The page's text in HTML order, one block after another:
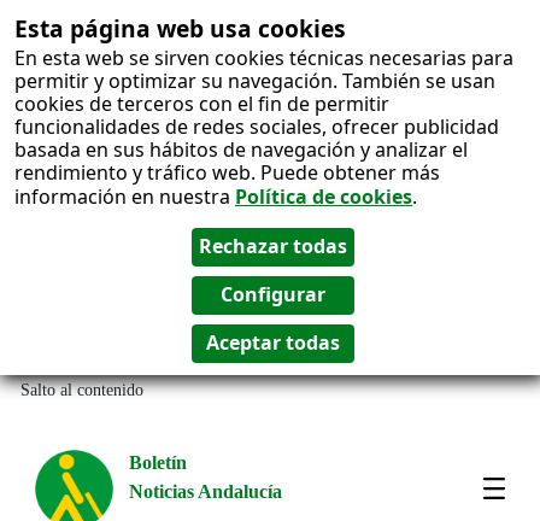
Esta página web usa cookies
En esta web se sirven cookies técnicas necesarias para
permitir y optimizar su navegación. También se usan
cookies de terceros con el fin de permitir
funcionalidades de redes sociales, ofrecer publicidad
basada en sus hábitos de navegación y analizar el
rendimiento y tráfico web. Puede obtener más
información en nuestra Política de cookies.
Salto al contenido
Boletín
Noticias Andalucía